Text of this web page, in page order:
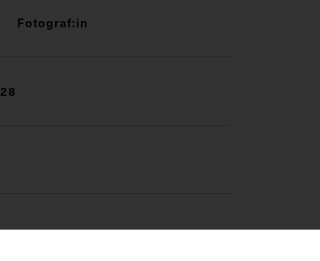
Fotograf:in